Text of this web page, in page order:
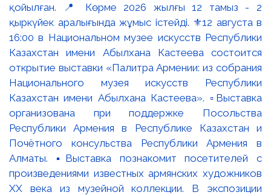
қойылған. 📍 Көрме 2026 жылғы 12 тамыз - 2
қыркүйек аралығында жұмыс істейді. ⚜️12 августа в
16:00 в Национальном музее искусств Республики
Казахстан имени Абылхана Кастеева состоится
открытие выставки «Палитра Армении: из собрания
Национального музея искусств Республики
Казахстан имени Абылхана Кастеева». ▫️Выставка
организована при поддержке Посольства
Республики Армения в Республике Казахстан и
Почётного консульства Республики Армения в
Алматы. ▪️Выставка познакомит посетителей с
произведениями известных армянских художников
XX века из музейной коллекции. В экспозиции